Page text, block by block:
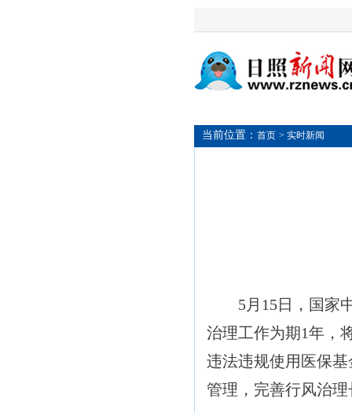
当前位置： 首页 > 实时新闻
5月15日，国家
治理工作为期1年，
违法违规使用医保
管理，完善行风治